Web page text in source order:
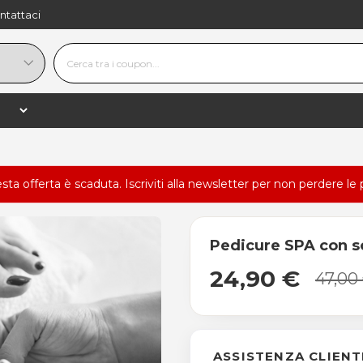
offerta è scaduta. Iscriviti alla newsletter per non perdere le
Pedicure SPA con
24,90 €
ASSISTENZA